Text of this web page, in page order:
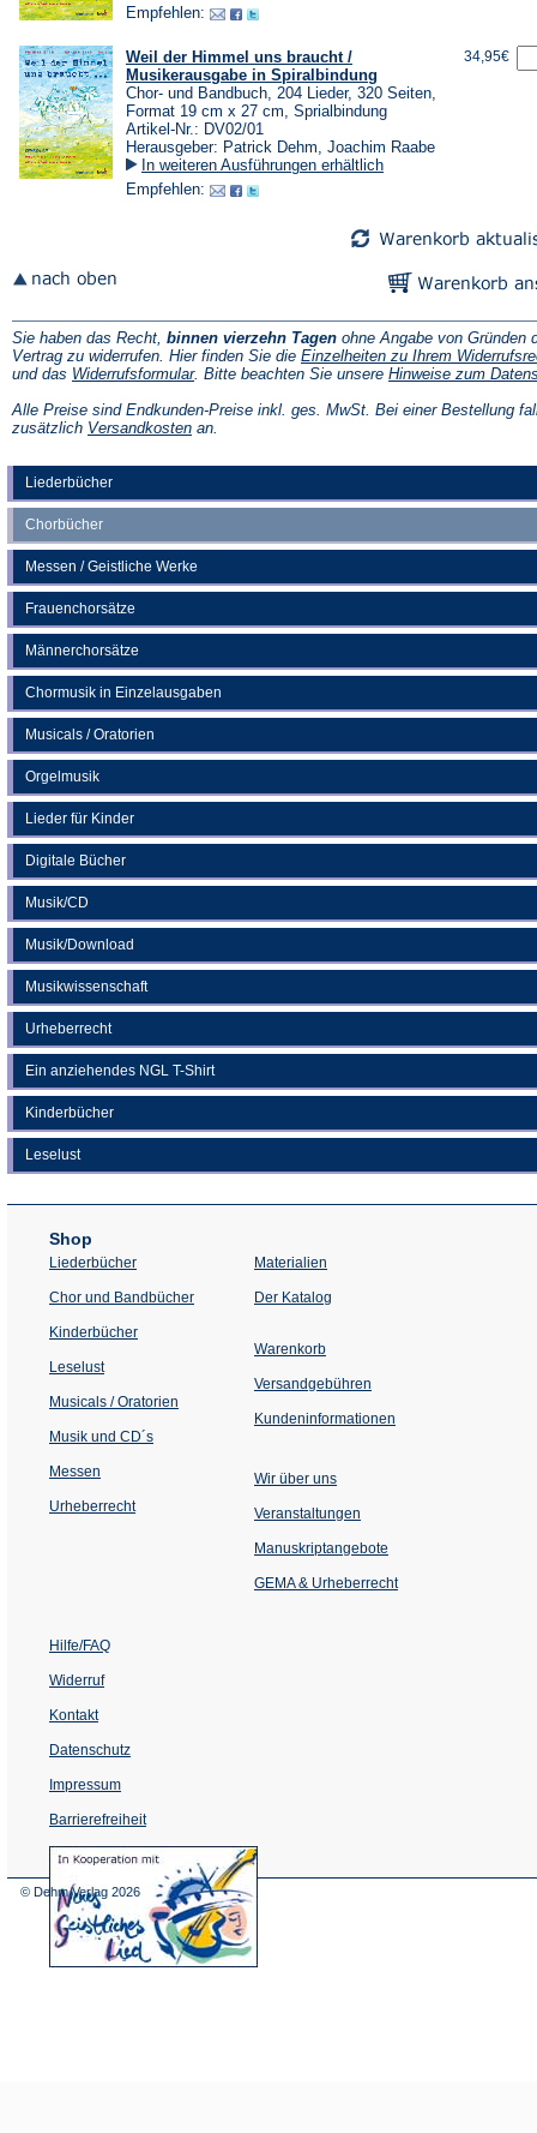
Liederbücher
Chorbücher
Messen / Geistliche Werke
Frauenchorsätze
Männerchorsätze
Chormusik in Einzelausgaben
Musicals / Oratorien
Orgelmusik
Lieder für Kinder
Digitale Bücher
Musik/CD
Musik/Download
Musikwissenschaft
Urheberrecht
Ein anziehendes NGL T-Shirt
Kinderbücher
Leselust
Empfehlen:
Weil der Himmel uns braucht /
Musikerausgabe in Spiralbindung
Chor- und Bandbuch, 204 Lieder, 320 Seiten,
Format 19 cm x 27 cm, Sprialbindung
Artikel-Nr.: DV02/01
Herausgeber: Patrick Dehm, Joachim Raabe
In weiteren Ausführungen erhältlich
Empfehlen:
34,95€
Sie haben das Recht, binnen vierzehn Tagen ohne Angabe von Gründen
Vertrag zu widerrufen. Hier finden Sie die Einzelheiten zu Ihrem
und das Widerrufsformular(Öffnet
einem
neuen
. Bitte beachten Sie unsere Hinweise zum
Alle Preise sind Endkunden-Preise inkl. ges. MwSt. Bei einer Bestellung
zusätzlich Versandkosten(Öffnet
an.
Shop
Liederbücher
Chor und Bandbücher
Kinderbücher
Leselust
Musicals / Oratorien
Musik und CD´s
Messen
Urheberrecht
Materialien
Der Katalog
Warenkorb
Versandgebühren
Kundeninformationen
Wir über uns
Veranstaltungen
einem
Tab)
Manuskriptangebote
GEMA & Urheberrecht
Hilfe/FAQ
Widerruf
Kontakt
Datenschutz
Impressum
Barrierefreiheit
(Öffnet
in
© Dehm Verlag 2026